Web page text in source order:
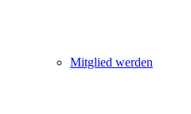
Mitglied werden